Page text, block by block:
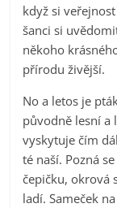
když si
šanci si
někoho
přírodu živější.
No a letos je
původně lesní a
vyskytuje čím
té naší. Pozná
čepičku, okrová
ladí. Sameček